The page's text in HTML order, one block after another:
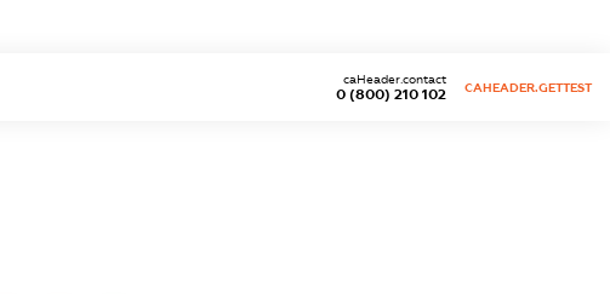
0 (800) 210 102
caHeader.contact
CAHEADER.GETTEST